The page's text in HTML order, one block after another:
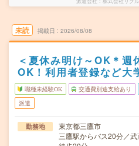
未読 掲載日 2026/08/08
＜夏休み明け～OK＊週
OK！利用者登録など大
職種未経験OK 交通費別途支給あり
派遣
勤務地
東京都三鷹市
三鷹駅からバス20分／